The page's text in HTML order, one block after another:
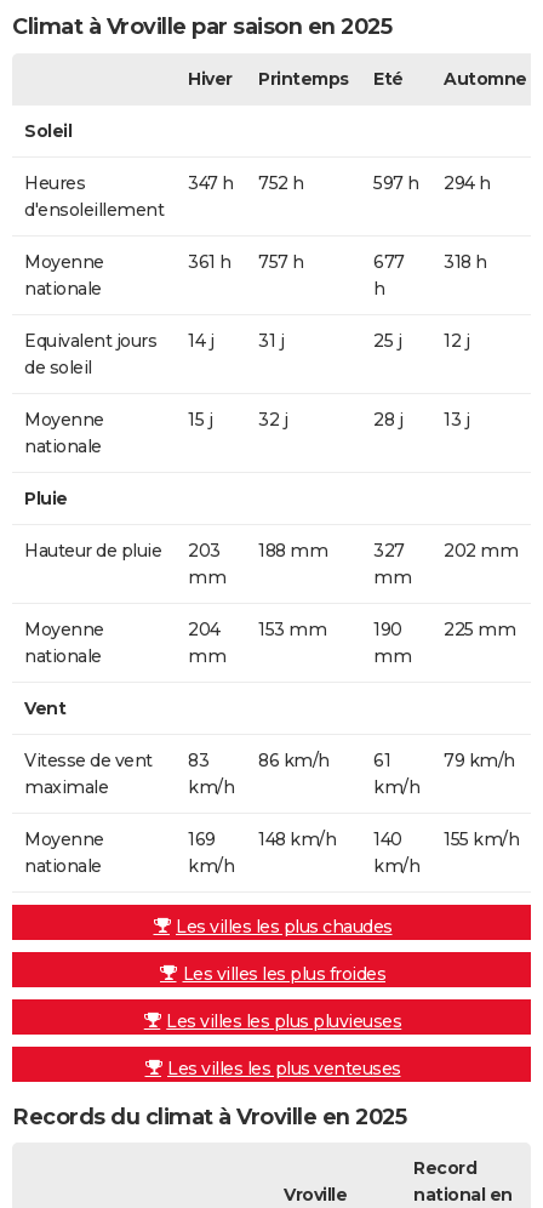
Climat à Vroville par saison en 2025
Hiver Printemps Eté Automne
Soleil
Heures
d'ensoleillement
347 h 752 h 597 h 294 h
Moyenne
nationale
361 h 757 h
677
h
318 h
Equivalent jours
de soleil
14 j 31 j 25 j 12 j
Moyenne
nationale
15 j 32 j 28 j 13 j
Pluie
Hauteur de pluie
203
mm
188 mm
327
mm
202 mm
Moyenne
nationale
204
mm
153 mm
190
mm
225 mm
Vent
Vitesse de vent
maximale
83
km/h
86 km/h
61
km/h
79 km/h
Moyenne
nationale
169
km/h
148 km/h
140
km/h
155 km/h
Les villes les plus chaudes
Les villes les plus froides
Les villes les plus pluvieuses
Les villes les plus venteuses
Records du climat à Vroville en 2025
Vroville
Record
national en